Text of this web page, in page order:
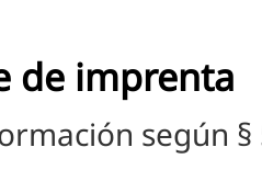
de imprenta
según §